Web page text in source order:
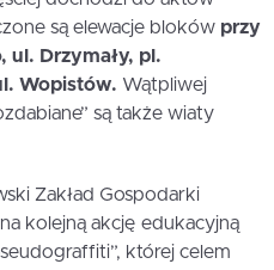
są elewacje bloków przy
ul. Drzymały, pl.
Wopistów. Wątpliwej
są także wiaty
Zakład Gospodarki
kolejną akcję edukacyjną
której celem